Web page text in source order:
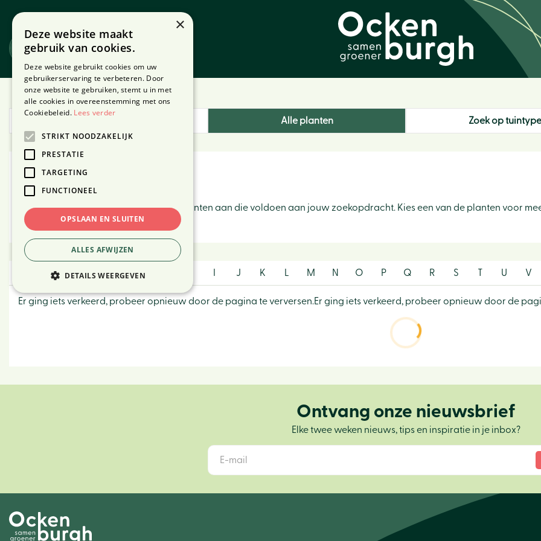
naar
content
Home Alle planten
Website Webshop
Alle planten Zoek op tuintype
Alle planten
Hieronder vind je een overzicht van planten aan die voldoen aan jouw zoekopdracht. Kies een van de planten voor
kenmerken.
C D E F J K M N O P Q R S U V
Er ging iets verkeerd, probeer opnieuw door de pagina te verversen.Er ging iets verkeerd, probeer opnieuw door de
Ontvang onze nieuwsbrief
Elke twee weken nieuws, tips en inspiratie in je inbox?
×
Deze website maakt
gebruik van cookies.
Deze website gebruikt cookies om uw
gebruikerservaring te verbeteren. Door
onze website te gebruiken, stemt u in met
alle cookies in overeenstemming met ons
Cookiebeleid. Lees verder
STRIKT NOODZAKELIJK
PRESTATIE
TARGETING
FUNCTIONEEL
OPSLAAN EN SLUITEN
ALLES AFWIJZEN
DETAILS WEERGEVEN